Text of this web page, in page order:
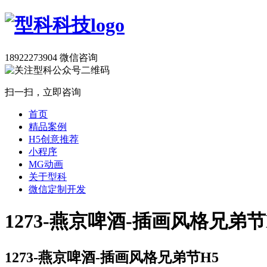
18922273904 微信咨询
扫一扫，立即咨询
首页
精品案例
H5创意推荐
小程序
MG动画
关于型科
微信定制开发
1273-燕京啤酒-插画风格兄弟
1273-燕京啤酒-插画风格兄弟节H5